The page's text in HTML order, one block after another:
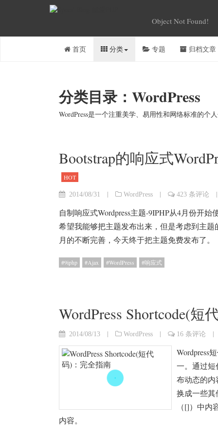
Object Not Found!
首页 分类 专题 归档文章
分类目录：WordPress
WordPress是一个注重美学、易用性和网络标准的个
Bootstrap的响应式
HOT
2014/08/31 | WordPress | 423 条评论 |
自制响应式Wordpress主题-9IPHP从4月份开
希望我能够把主题发布出来，但是考虑到主
月的不断完善，今天终于把主题免费发布了。
9iphp Ajax WordPress 响应式
WordPress Shortcode(
2014/08/13 | WordPress | 16 条评论 |
Wordpress
一。通过
布动态的
换成一些
（[]）中
内容。